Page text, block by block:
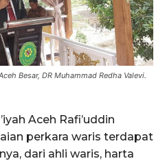
Besar, DR Muhammad Redha Valevi.
Aceh Rafi’uddin
perkara waris terdapat
dari ahli waris, harta